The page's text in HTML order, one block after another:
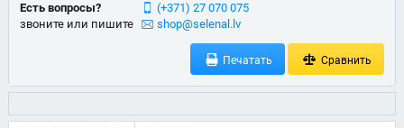
Есть вопросы?
звоните или пишите
(+371) 27 070 075
shop@selenal.lv
Печатать Сравнить